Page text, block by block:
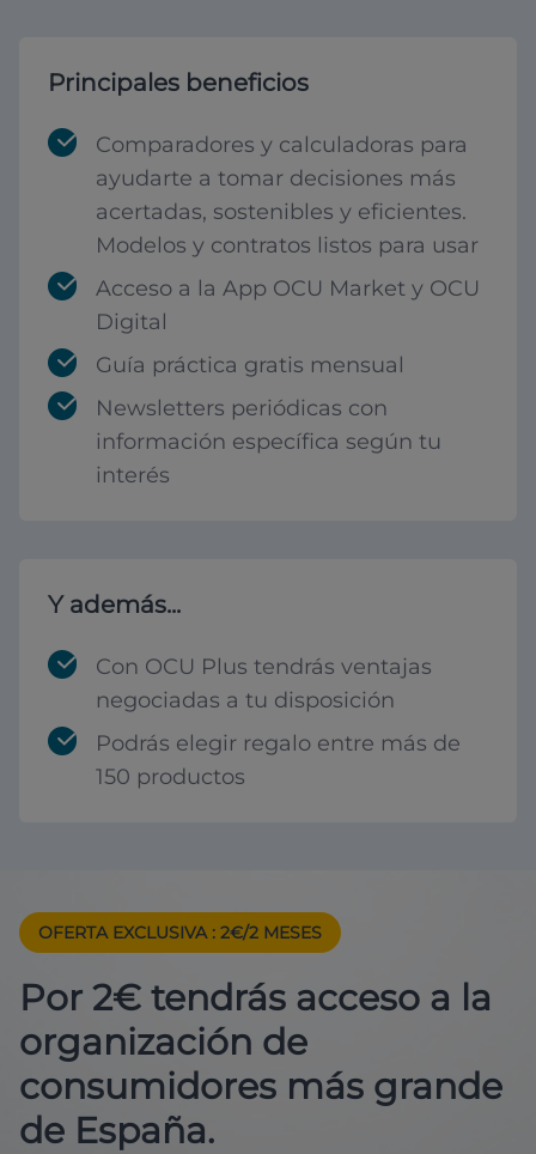
Principales beneficios
Comparadores y calculadoras para
ayudarte a tomar decisiones más
acertadas, sostenibles y eficientes.
Modelos y contratos listos para usar
Acceso a la App OCU Market y OCU
Digital
Guía práctica gratis mensual
Newsletters periódicas con
información específica según tu
interés
Y además...
Con OCU Plus tendrás ventajas
negociadas a tu disposición
Podrás elegir regalo entre más de
150 productos
OFERTA EXCLUSIVA : 2€/2 MESES
Por 2€ tendrás acceso a la
organización de
consumidores más grande
de España.